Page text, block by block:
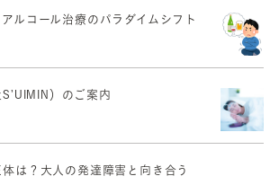
ルコール治療のパラダイムシフト
）のご案内
体は？大人の発達障害と向き合う